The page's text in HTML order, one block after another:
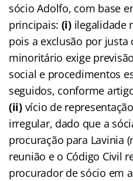
sócio Adolfo, com base
principais: (i)ilegalidade
pois a exclusão por justa
minoritário exige
social e procedimentos
seguidos, conforme
(ii)vício de
irregular, dado que a
procuração para Lavinia
reunião e o Código Civil
procurador de sócio em